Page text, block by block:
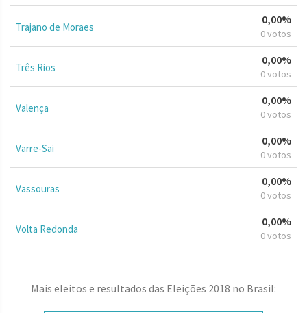
Trajano de Moraes
0,00%
0 votos
Três Rios
0,00%
0 votos
Valença
0,00%
0 votos
Varre-Sai
0,00%
0 votos
Vassouras
0,00%
0 votos
Volta Redonda
0,00%
0 votos
Mais eleitos e resultados das Eleições 2018 no Brasil: